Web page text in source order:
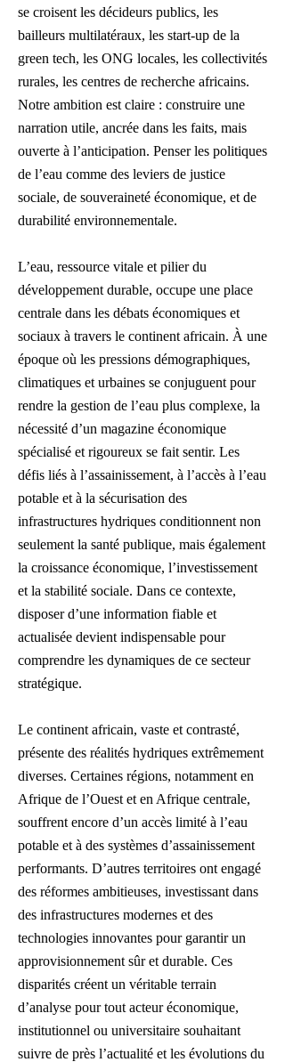
se croisent les décideurs publics, les
bailleurs multilatéraux, les start-up de la
green tech, les ONG locales, les collectivités
rurales, les centres de recherche africains.
Notre ambition est claire : construire une
narration utile, ancrée dans les faits, mais
ouverte à l’anticipation. Penser les politiques
de l’eau comme des leviers de justice
sociale, de souveraineté économique, et de
durabilité environnementale.
L’eau, ressource vitale et pilier du
développement durable, occupe une place
centrale dans les débats économiques et
sociaux à travers le continent africain. À une
époque où les pressions démographiques,
climatiques et urbaines se conjuguent pour
rendre la gestion de l’eau plus complexe, la
nécessité d’un magazine économique
spécialisé et rigoureux se fait sentir. Les
défis liés à l’assainissement, à l’accès à l’eau
potable et à la sécurisation des
infrastructures hydriques conditionnent non
seulement la santé publique, mais également
la croissance économique, l’investissement
et la stabilité sociale. Dans ce contexte,
disposer d’une information fiable et
actualisée devient indispensable pour
comprendre les dynamiques de ce secteur
stratégique.
Le continent africain, vaste et contrasté,
présente des réalités hydriques extrêmement
diverses. Certaines régions, notamment en
Afrique de l’Ouest et en Afrique centrale,
souffrent encore d’un accès limité à l’eau
potable et à des systèmes d’assainissement
performants. D’autres territoires ont engagé
des réformes ambitieuses, investissant dans
des infrastructures modernes et des
technologies innovantes pour garantir un
approvisionnement sûr et durable. Ces
disparités créent un véritable terrain
d’analyse pour tout acteur économique,
institutionnel ou universitaire souhaitant
suivre de près l’actualité et les évolutions du